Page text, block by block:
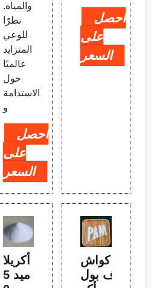
والمياه.
نظرًا
للوعي
المتزايد
عالميًا
حول
الاستدامة
و
احصل
على
السعر
احصل
على
السعر
أكريلا
ميد 5
كواش
ف بول